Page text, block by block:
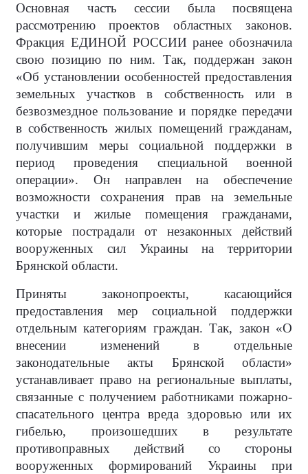
Основная часть сессии была посвящена
рассмотрению проектов областных законов.
Фракция ЕДИНОЙ РОССИИ ранее обозначила
свою позицию по ним. Так, поддержан закон
«Об установлении особенностей предоставления
земельных участков в собственность или в
безвозмездное пользование и порядке передачи
в собственность жилых помещений гражданам,
получившим меры социальной поддержки в
период проведения специальной военной
операции». Он направлен на обеспечение
возможности сохранения прав на земельные
участки и жилые помещения гражданами,
которые пострадали от незаконных действий
вооруженных сил Украины на территории
Брянской области.
Приняты законопроекты, касающийся
предоставления мер социальной поддержки
отдельным категориям граждан. Так, закон «О
внесении изменений в отдельные
законодательные акты Брянской области»
устанавливает право на региональные выплаты,
связанные с получением работниками пожарно-
спасательного центра вреда здоровью или их
гибелью, произошедших в результате
противоправных действий со стороны
вооруженных формирований Украины при